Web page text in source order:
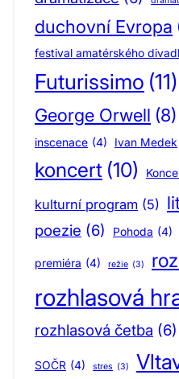
duchovní Evropa
festival amatérského
Futurissimo (11)
George Orwell (8)
inscenace (4) Ivan Medek
koncert (10)
kulturní program (5)
poezie (6) Pohoda (4)
premiéra (4) režie (3)
rozhlasová
rozhlasová četba (6)
SOČR (4) stres (3)